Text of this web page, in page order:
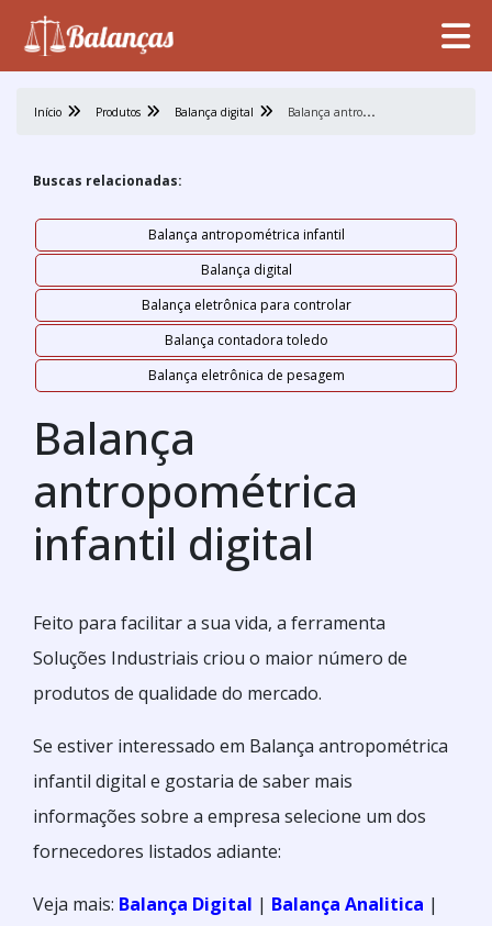
Início Produtos Balança digital B
alança antropométrica infantil digital
Buscas relacionadas:
Balança antropométrica infantil
Balança digital
Balança eletrônica para controlar
Balança contadora toledo
Balança eletrônica de pesagem
Balança
antropométrica
infantil digital
Feito para facilitar a sua vida, a ferramenta
Soluções Industriais criou o maior número de
produtos de qualidade do mercado.
Se estiver interessado em Balança antropométrica
infantil digital e gostaria de saber mais
informações sobre a empresa selecione um dos
fornecedores listados adiante:
Veja mais: Balança Digital | Balança Analitica |